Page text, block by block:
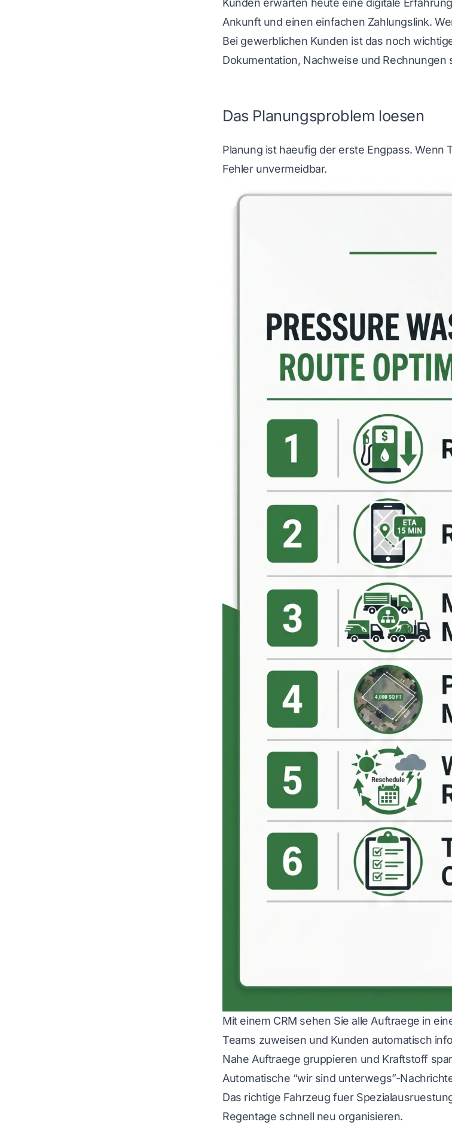
Kunden erwarten heute eine digitale
Ankunft und einen einfachen Zahlungslink.
Bei gewerblichen Kunden ist das noch
Dokumentation, Nachweise und Rechnungen
Das Planungsproblem loesen
Planung ist haeufig der erste Engpass.
Fehler unvermeidbar.
Mit einem CRM sehen Sie alle Auftraege in
Teams zuweisen und Kunden automatisch
Nahe Auftraege gruppieren und Kraftstoff
Automatische “wir sind unterwegs”-
Das richtige Fahrzeug fuer
Regentage schnell neu organisieren.